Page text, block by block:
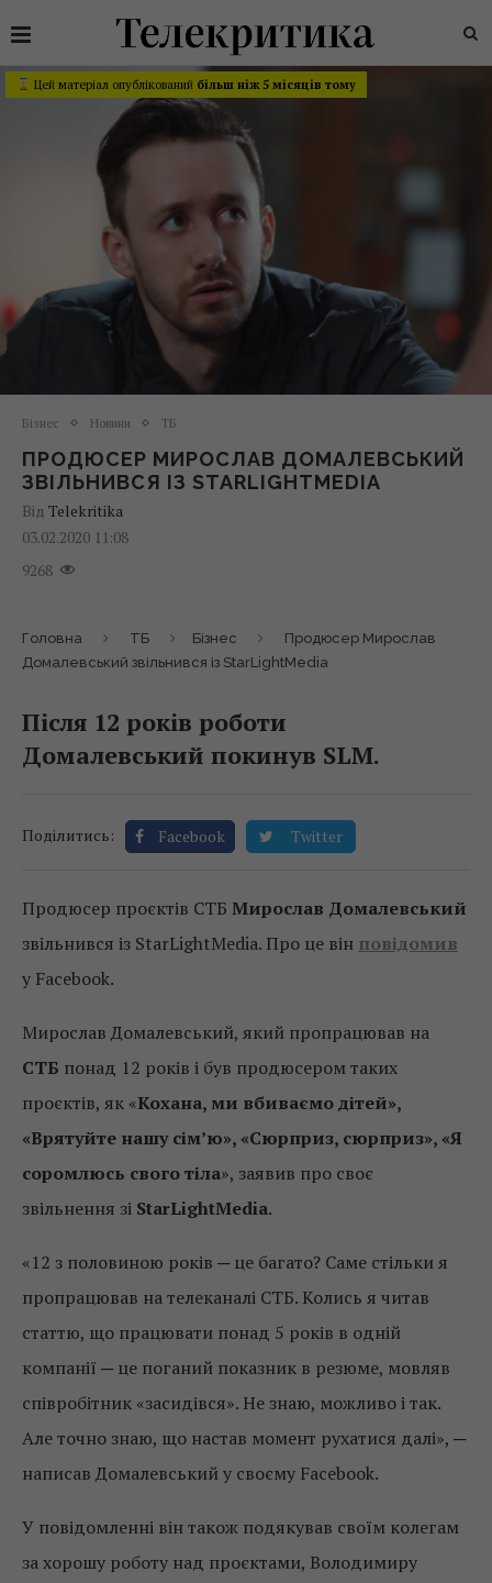
Цей матеріал опублікований більш ніж 5 місяців тому
Бізнес Новини ТБ
ПРОДЮСЕР МИРОСЛАВ ДОМАЛЕВСЬКИЙ
ЗВІЛЬНИВСЯ ІЗ STARLIGHTMEDIA
Від Telekritika
03.02.2020 11:08
9268
Головна ТБ Бізнес
Продюсер Мирослав
Домалевський звільнився із StarLightMedia
Після 12 років роботи
Домалевський покинув SLM.
Поділитись: Facebook Twitter
Продюсер проєктів СТБ Мирослав Домалевський
звільнився із StarLightMedia. Про це він повідомив
у Facebook.
Мирослав Домалевський, який пропрацював на
СТБ понад 12 років і був продюсером таких
проєктів, як «Кохана, ми вбиваємо дітей»,
«Врятуйте нашу сім’ю», «Сюрприз, сюрприз», «Я
соромлюсь свого тіла», заявив про своє
звільнення зі StarLightMedia.
«12 з половиною років ─ це багато? Саме стільки я
пропрацював на телеканалі СТБ. Колись я читав
статтю, що працювати понад 5 років в одній
компанії ─ це поганий показник в резюме, мовляв
співробітник «засидівся». Не знаю, можливо і так.
Але точно знаю, що настав момент рухатися далі», ─
написав Домалевський у своєму Facebook.
У повідомленні він також подякував своїм колегам
за хорошу роботу над проєктами, Володимиру